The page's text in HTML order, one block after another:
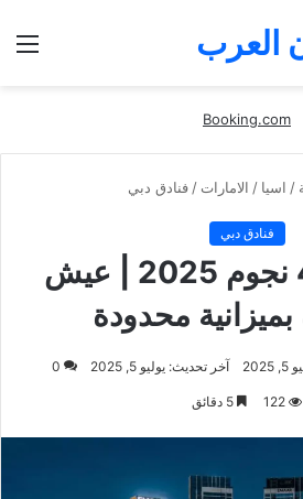
العرب
Booking.com
/ اسيا / الامارات / فنادق دبي
فنادق دبي
فنادق دبي 4 نجوم 2025 | عيش
بميزانية محدودة
آخر تحديث: يوليو 5, 2025 0
122